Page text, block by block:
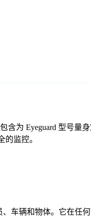
含为 Eyeguard 型号
的监控。
车辆和物体。它在